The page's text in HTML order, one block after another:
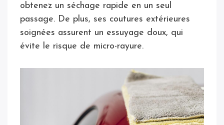
obtenez un séchage rapide en un seul
passage. De plus, ses coutures extérieures
soignées assurent un essuyage doux, qui
évite le risque de micro-rayure.